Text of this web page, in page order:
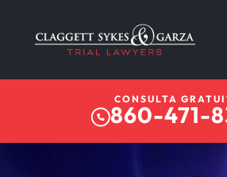
CONSULTA
860-471-